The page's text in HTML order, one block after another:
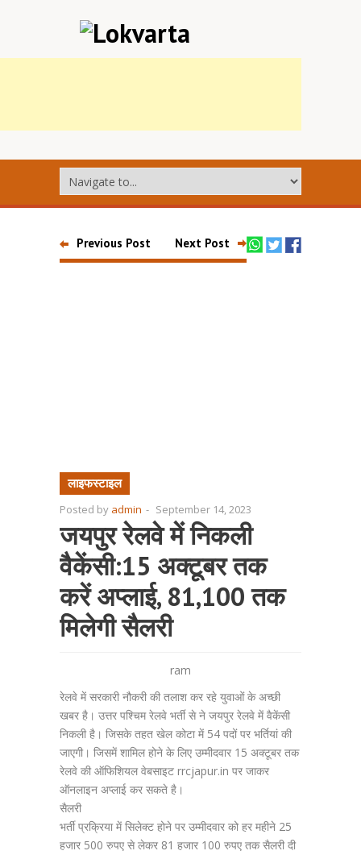
Previous Post Next Post
लाइफस्टाइल
Posted by admin - September 14, 2023
जयपुर रेलवे में निकली
वैकेंसी:15 अक्टूबर तक
करें अप्लाई, 81,100 तक
मिलेगी सैलरी
ram
रेलवे में सरकारी नौकरी की तलाश कर रहे युवाओं के अच्छी
खबर है। उत्तर पश्चिम रेलवे भर्ती से ने जयपुर रेलवे में वैकेंसी
निकली है। जिसके तहत खेल कोटा में 54 पदों पर भर्तियां की
जाएगी। जिसमें शामिल होने के लिए उम्मीदवार 15 अक्टूबर तक
रेलवे की ऑफिशियल वेबसाइट rrcjapur.in पर जाकर
ऑनलाइन अप्लाई कर सकते है।
सैलरी
भर्ती प्रक्रिया में सिलेक्ट होने पर उम्मीदवार को हर महीने 25
हजार 500 रुपए से लेकर 81 हजार 100 रुपए तक सैलरी दी